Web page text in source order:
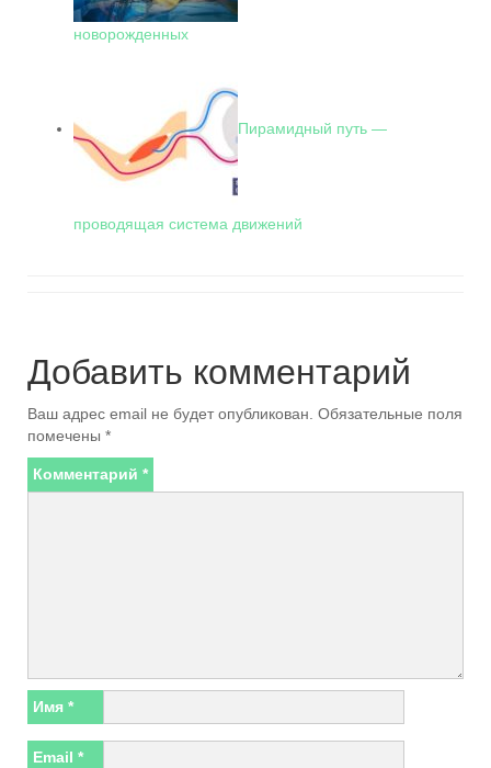
новорожденных
Пирамидный путь —
проводящая система движений
Добавить комментарий
Ваш адрес email не будет опубликован. Обязательные поля
помечены *
Комментарий *
Имя *
Email *